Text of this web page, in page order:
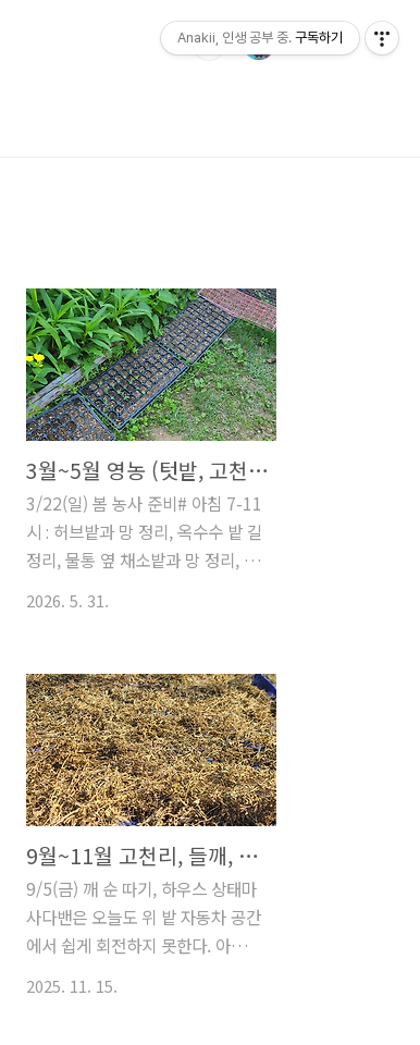
3월~5월 영농 (텃밭, 고천리)
3/22(일) 봄 농사 준비# 아침 7-11
시 : 허브밭과 망 정리, 옥수수 밭 길
정리, 물통 옆 채소밭과 망 정리, 배
대, 주변 길 정리, 비닐 덮힌 밭 옥수
수대 뽑고 길 정리, 딸기밭, 부추밭
정리# 오후 3-6시 : 뻗어나온 딸기
러너 뽑아서 심고 딸기밭과 부추밭,
고추대 주변 정리, 지지대만 있는
오이대에 망 덮기.4/1(수) 완두콩
정식완두콩 정식. 잡초 골라내고 땅
을 레기로 고른 뒤 두 줄 고랑 내서
펠릿 비료 뿌리고 마분을 추가 투입
한 후 완두콩 넣고 흙을 덮었다. 오
늘은 지지대를 세울 위치만 잡았다
35분 소요.4/17(금) 고천리 깻단,
2026. 5. 31.
9월~11월 고천리, 들깨, 콩, 밤, 감
9/5(금) 깨 순 따기, 하우스 상태마
사다밴은 오늘도 위 밭 자동차 공간
에서 쉽게 회전하지 못한다. 아래
2025. 11. 15.
Anakii, 인생 공부 중. 구독하기